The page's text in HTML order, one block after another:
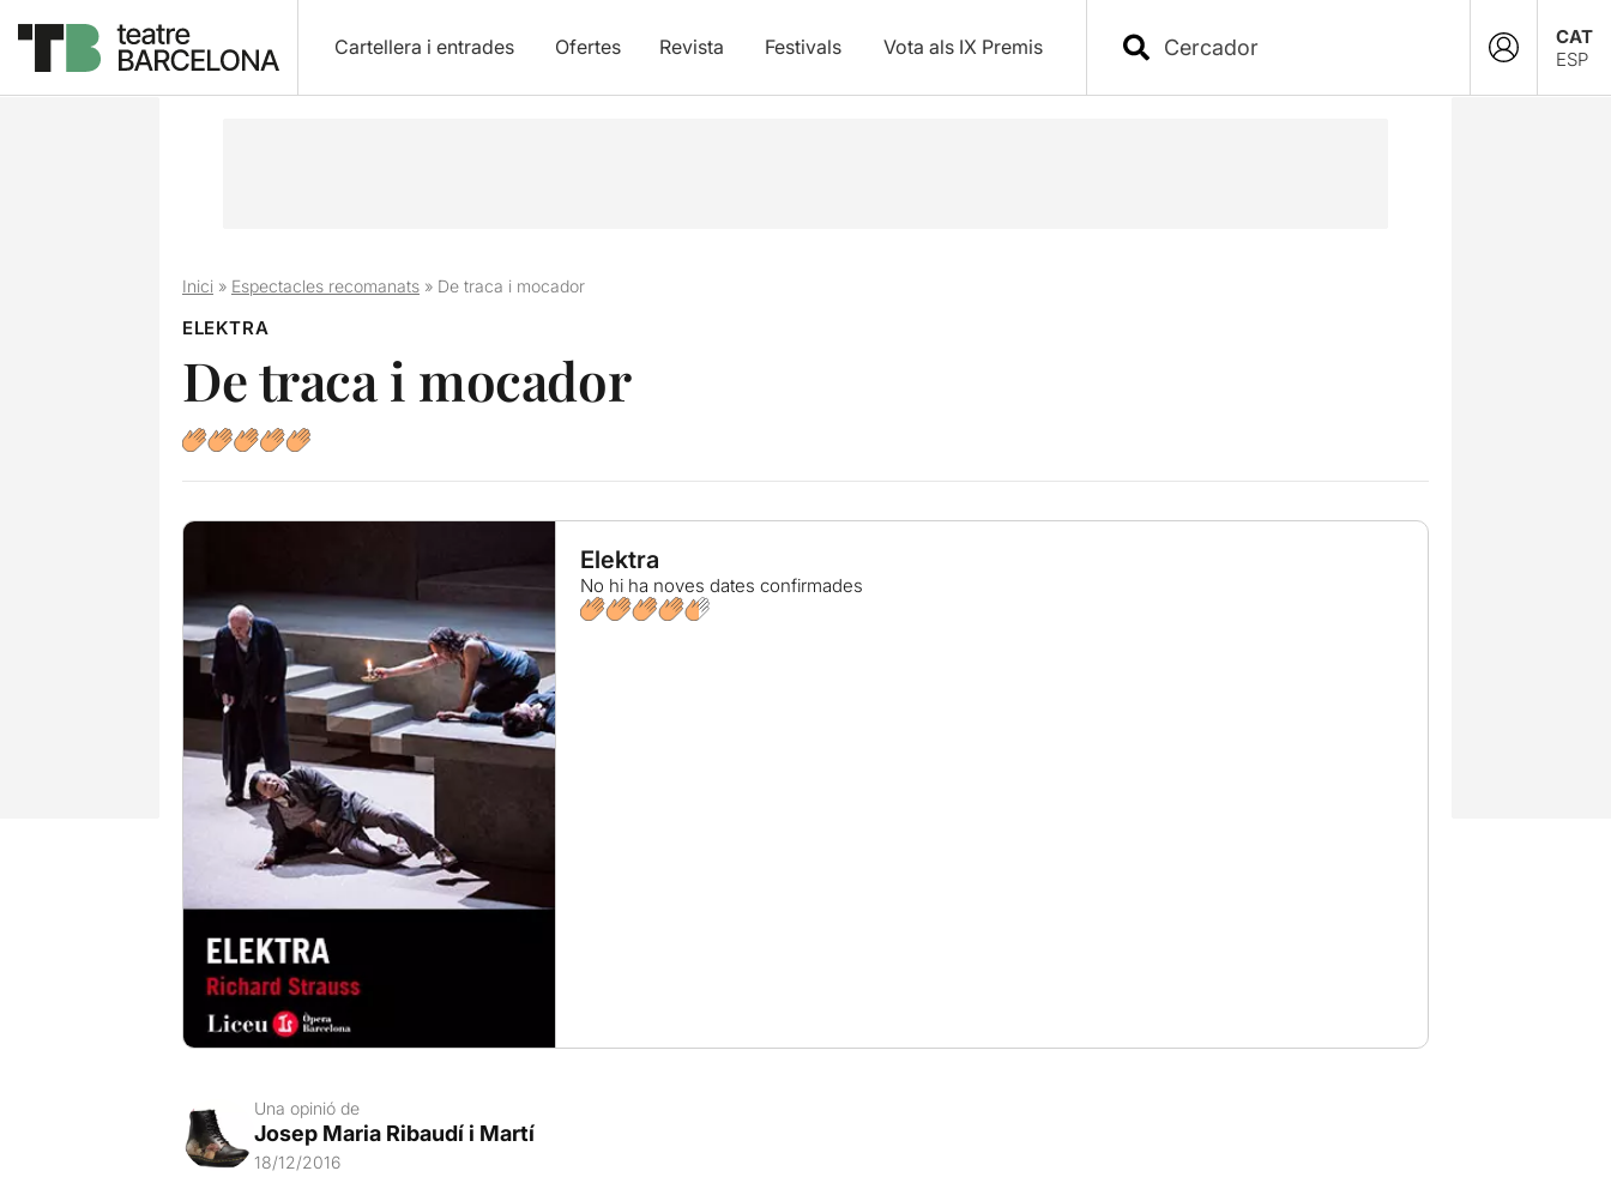
Cartellera i entrades Ofertes Revista Festivals Vota als IX Premis
CAT
ESP
Inici» Espectacles recomanats» De traca i mocador
ELEKTRA
De traca i mocador
Elektra
No hi ha noves dates confirmades
Una opinió de
Josep Maria Ribaudí i Martí
18/12/2016